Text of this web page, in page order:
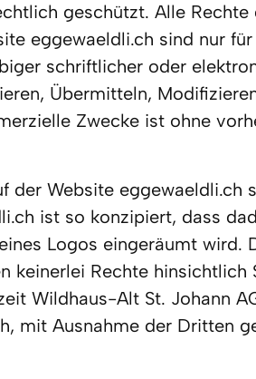
geschützt. Alle
eggewaeldli.ch sind nur
schriftlicher oder
Übermitteln,
Zwecke ist ohne
der Website eggewaeldli.ch
ist so konzipiert, dass
Logos eingeräumt
keinerlei Rechte
Wildhaus-Alt St. Johann
mit Ausnahme der Dritten